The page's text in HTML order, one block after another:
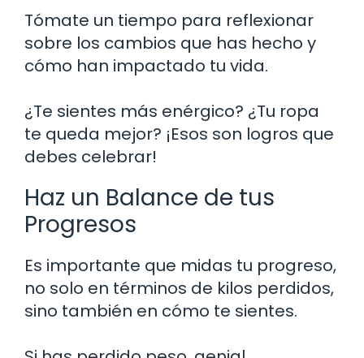
Tómate un tiempo para reflexionar
sobre los cambios que has hecho y
cómo han impactado tu vida.
¿Te sientes más enérgico? ¿Tu ropa
te queda mejor? ¡Esos son logros que
debes celebrar!
Haz un Balance de tus
Progresos
Es importante que midas tu progreso,
no solo en términos de kilos perdidos,
sino también en cómo te sientes.